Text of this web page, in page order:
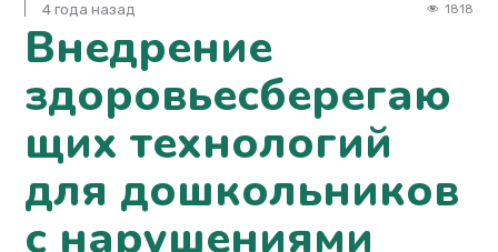
4 года назад
1818
Внедрение
здоровьесберегаю
щих технологий
для дошкольников
с нарушениями